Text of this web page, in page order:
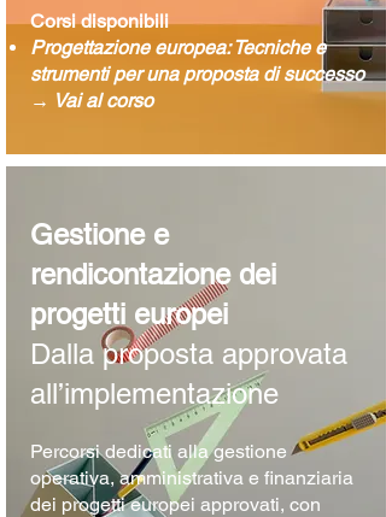
Corsi disponibili
Progettazione europea: Tecniche e
strumenti per una proposta di successo
→ Vai al corso
Gestione e
rendicontazione dei
progetti europei
Dalla proposta approvata
all’implementazione
Percorsi dedicati alla gestione
operativa, amministrativa e finanziaria
dei progetti europei approvati, con